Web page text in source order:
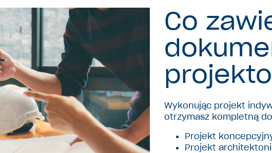
Co
Wykonując projekt
otrzymasz kompletną
Projekt
Projekt